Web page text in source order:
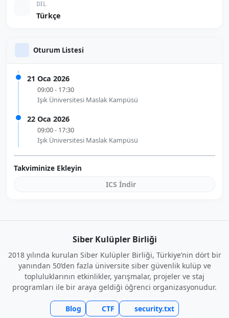
DIL
Türkçe
Oturum Listesi
21 Oca 2026
09:00 - 17:30
Işık Üniversitesi Maslak Kampüsü
22 Oca 2026
09:00 - 17:30
Işık Üniversitesi Maslak Kampüsü
Takviminize Ekleyin
ICS İndir
Siber Kulüpler Birliği
2018 yılında kurulan Siber Kulüpler Birliği, Türkiye’nin dört bir
yanından 50’den fazla üniversite siber güvenlik kulüp ve
topluluklarının etkinlikler, yarışmalar, projeler ve staj
programları ile bir araya geldiği öğrenci organizasyonudur.
Blog CTF security.txt